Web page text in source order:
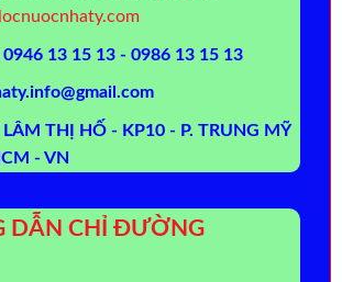
13 15 13 - 0986 13 15 13
THỊ HỐ - KP10 - P. TRUNG MỸ
- VN
DẪN CHỈ ĐƯỜNG